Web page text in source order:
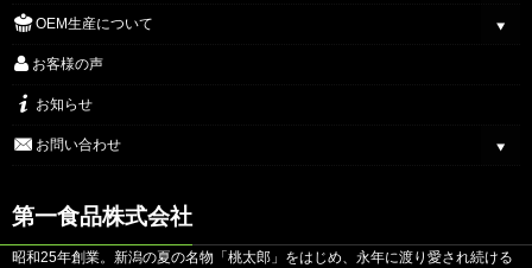
OEM生産について
お客様の声
お知らせ
お問い合わせ
第一食品株式会社
昭和25年創業。新潟の夏の名物「桃太郎」をはじめ、永年に渡り愛され続ける